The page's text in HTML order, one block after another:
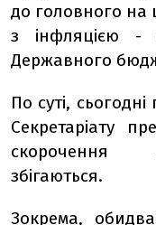
до головного на
з інфляцією -
Державного
По суті, сьогодні
Секретаріату
скорочення
збігаються.
Зокрема,